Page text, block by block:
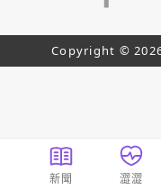
Copyright ©
新聞 澀澀